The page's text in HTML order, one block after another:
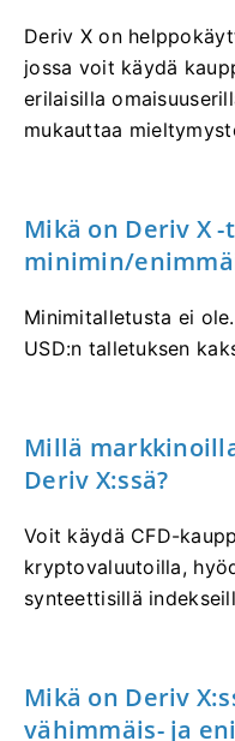
Deriv X on
jossa voit käydä
erilaisilla
mukauttaa
Mikä on Deriv X
minimin/
Minimitalletusta ei
USD:n talletuksen
Millä
Deriv X:ssä?
Voit käydä CFD-
kryptovaluutoilla,
synteettisillä
Mikä on Deriv
vähimmäis- ja